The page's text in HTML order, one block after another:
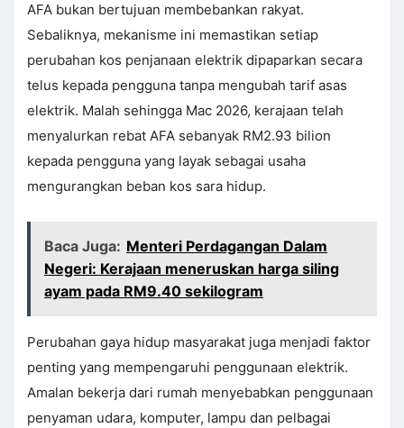
AFA bukan bertujuan membebankan rakyat.
Sebaliknya, mekanisme ini memastikan setiap
perubahan kos penjanaan elektrik dipaparkan secara
telus kepada pengguna tanpa mengubah tarif asas
elektrik. Malah sehingga Mac 2026, kerajaan telah
menyalurkan rebat AFA sebanyak RM2.93 bilion
kepada pengguna yang layak sebagai usaha
mengurangkan beban kos sara hidup.
Baca Juga: Menteri Perdagangan Dalam
Negeri: Kerajaan meneruskan harga siling
ayam pada RM9.40 sekilogram
Perubahan gaya hidup masyarakat juga menjadi faktor
penting yang mempengaruhi penggunaan elektrik.
Amalan bekerja dari rumah menyebabkan penggunaan
penyaman udara, komputer, lampu dan pelbagai